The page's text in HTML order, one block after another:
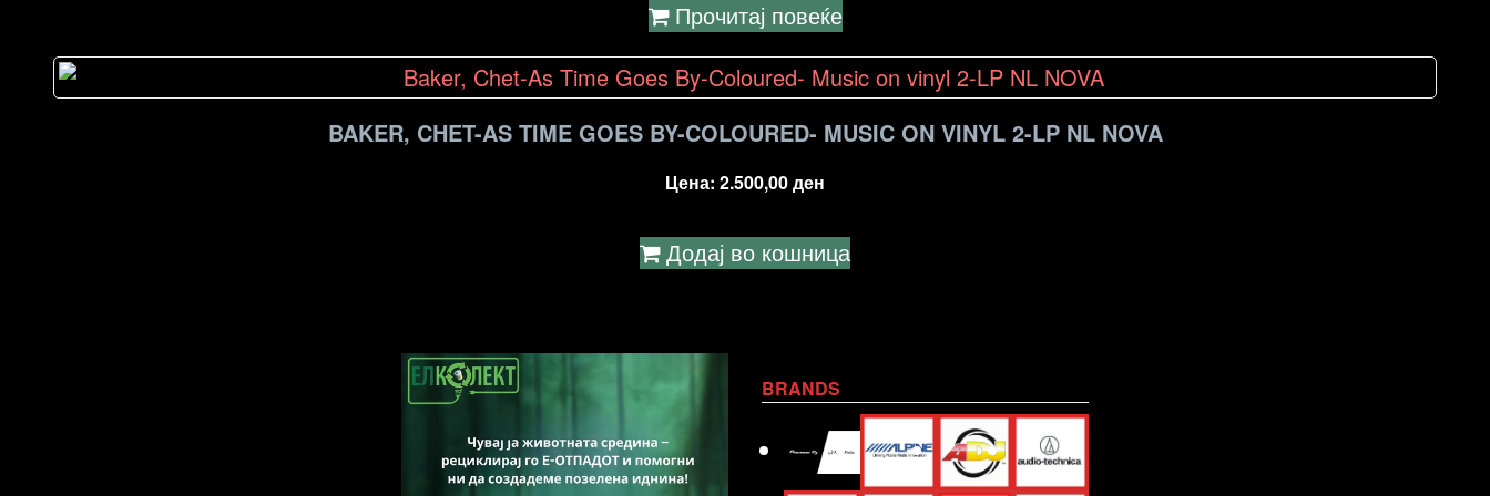
Прочитај повеќе
BAKER, CHET-AS TIME GOES BY-COLOURED- MUSIC ON VINYL 2-LP NL NOVA
Цена: 2.500,00ден
Додај во кошница
BRANDS